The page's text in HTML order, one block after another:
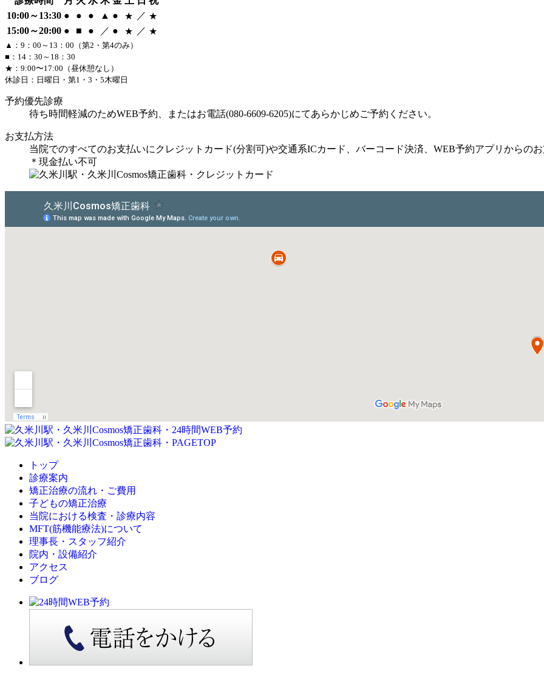
10:00～13:30 ● ● ● ▲ ● ★ ／ ★
15:00～20:00 ● ■ ● ／ ● ★ ／ ★
▲：9：00～13：00（第2・第4のみ）
■：14：30～18：30
★：9:00〜17:00（昼休憩なし）
休診日：日曜日・第1・3・5木曜日
予約優先診療
待ち時間軽減のためWEB予約、またはお電話(080-6609-6205)にてあらかじめご予約ください。
お支払方法
当院でのすべてのお支払いにクレジットカード(分割可)や交通系ICカード、バーコード決済、WEB予約アプリからの
＊現金払い不可
トップ
診療案内
矯正治療の流れ・ご費用
子どもの矯正治療
当院における検査・診療内容
MFT(筋機能療法)について
理事長・スタッフ紹介
院内・設備紹介
アクセス
ブログ